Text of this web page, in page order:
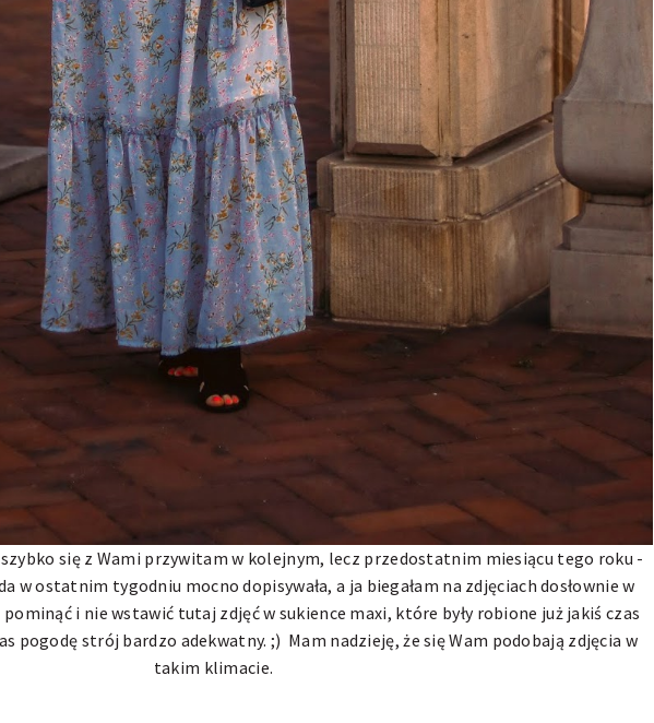
szybko się z Wami przywitam w kolejnym, lecz przedostatnim miesiącu tego roku -
w ostatnim tygodniu mocno dopisywała, a ja biegałam na zdjęciach dosłownie w
i nie wstawić tutaj zdjęć w sukience maxi, które były robione już jakiś czas
pogodę strój bardzo adekwatny. ;) Mam nadzieję, że się Wam podobają zdjęcia w
takim klimacie.